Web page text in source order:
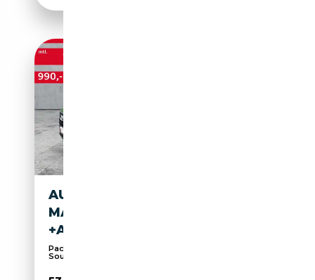
AUDI Q8 50 TDI QU 3XS-LINE
MATRIX+HUD+B&O+DVD+AIR
+ACC
Pack Sport, Suspension pneumatique,
Soundsystem, S...